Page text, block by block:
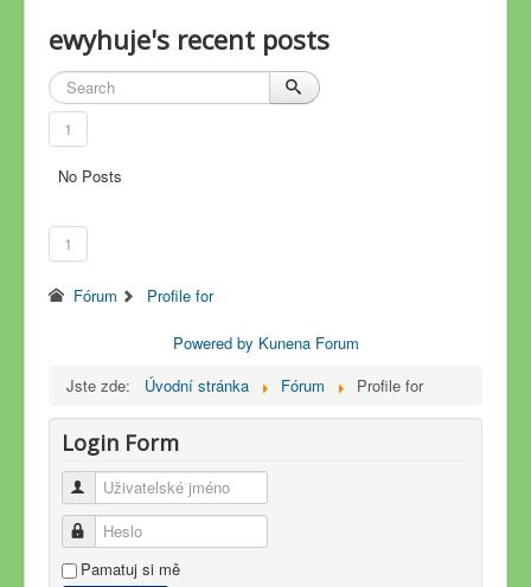
ewyhuje's recent posts
1
No Posts
1
Fórum Profile for
Powered by Kunena Forum
Jste zde:
Úvodní stránka Fórum Profile for
Login Form
Uživatelské jméno
Heslo
Pamatuj si mě